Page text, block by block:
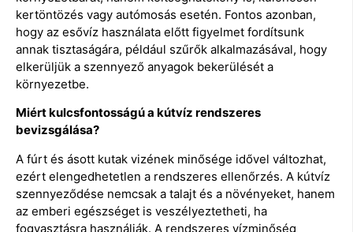
kertöntözés vagy autómosás esetén. Fontos azonban,
hogy az esővíz használata előtt figyelmet fordítsunk
annak tisztaságára, például szűrők alkalmazásával, hogy
elkerüljük a szennyező anyagok bekerülését a
környezetbe.
Miért kulcsfontosságú a kútvíz rendszeres
bevizsgálása?
A fúrt és ásott kutak vizének minősége idővel változhat,
ezért elengedhetetlen a rendszeres ellenőrzés. A kútvíz
szennyeződése nemcsak a talajt és a növényeket, hanem
az emberi egészséget is veszélyeztetheti, ha
fogyasztásra használják. A rendszeres vízminőség